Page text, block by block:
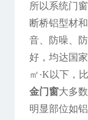
所以系统门
断桥铝型材
音、防噪、
好，均达国
㎡·K以下，
金门窗大多
明显部位如